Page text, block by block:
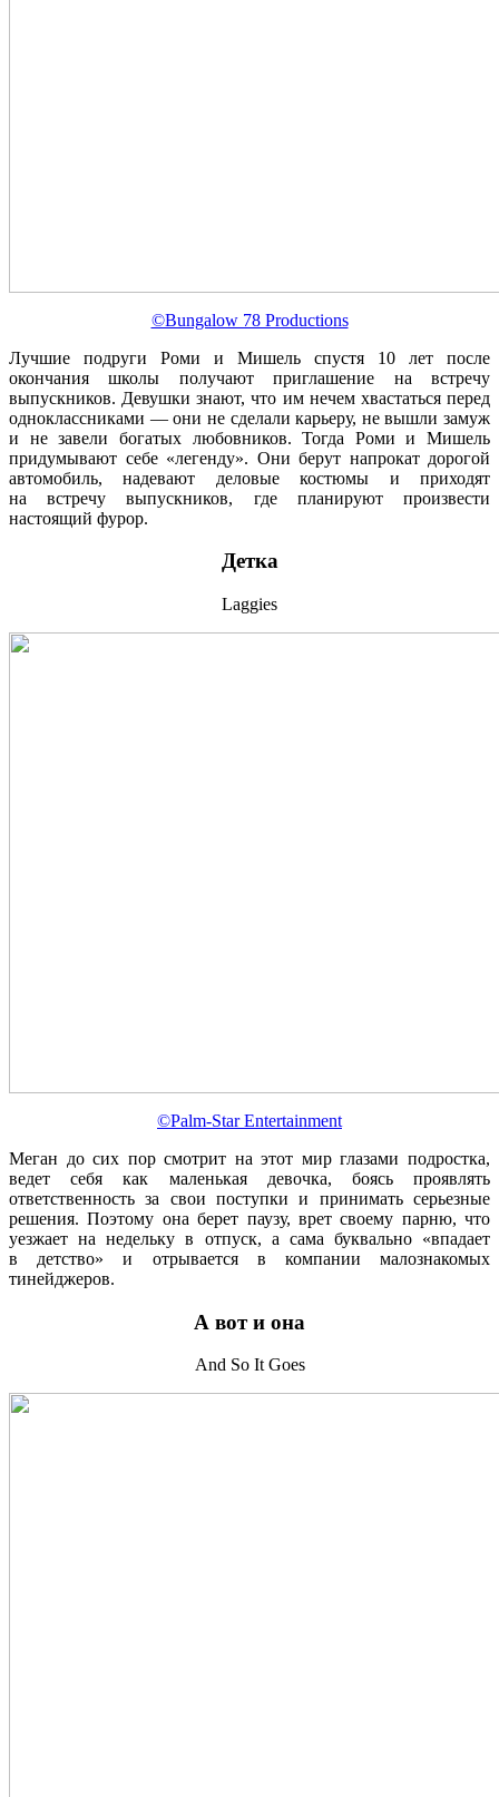
©Bungalow 78 Productions
Лучшие подруги Роми и Мишель спустя 10 лет после
окончания школы получают приглашение на встречу
выпускников. Девушки знают, что им нечем хвастаться перед
одноклассниками — они не сделали карьеру, не вышли замуж
и не завели богатых любовников. Тогда Роми и Мишель
придумывают себе «легенду». Они берут напрокат дорогой
автомобиль, надевают деловые костюмы и приходят
на встречу выпускников, где планируют произвести
настоящий фурор.
Детка
Laggies
©Palm-Star Entertainment
Меган до сих пор смотрит на этот мир глазами подростка,
ведет себя как маленькая девочка, боясь проявлять
ответственность за свои поступки и принимать серьезные
решения. Поэтому она берет паузу, врет своему парню, что
уезжает на недельку в отпуск, а сама буквально «впадает
в детство» и отрывается в компании малознакомых
тинейджеров.
А вот и она
And So It Goes